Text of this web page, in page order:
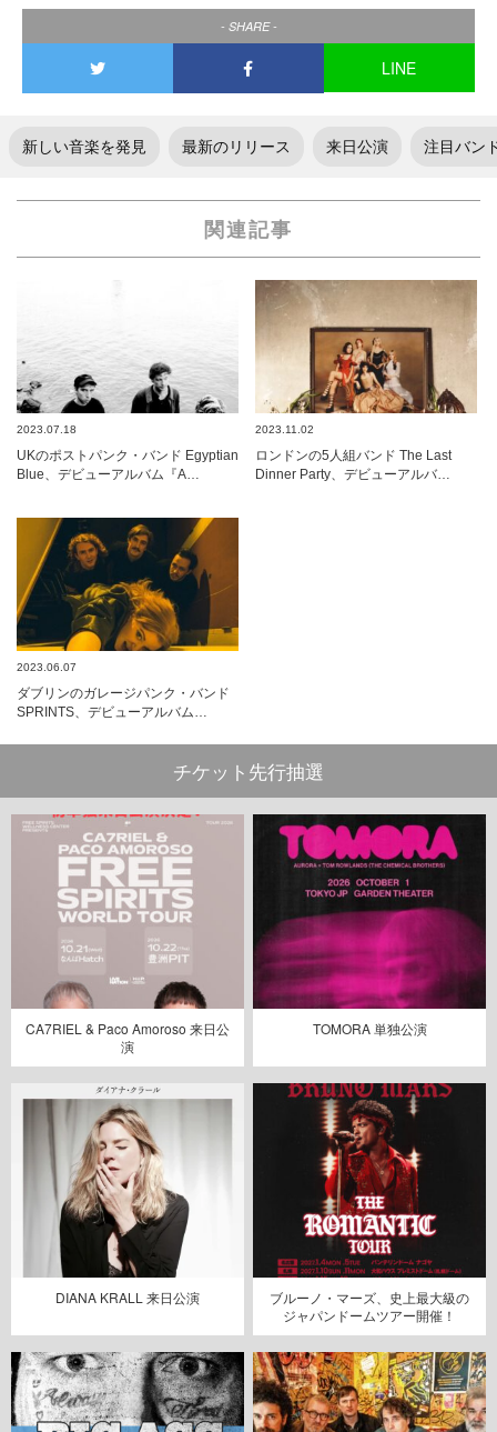
- SHARE -
LINE
新しい音楽を発見 最新のリリース 来日公演 注目バン
関連記事
2023.07.18
UKのポストパンク・バンド Egyptian
Blue、デビューアルバム『A…
2023.11.02
ロンドンの5人組バンド The Last
Dinner Party、デビューアルバ…
2023.06.07
ダブリンのガレージパンク・バンド
SPRINTS、デビューアルバム…
チケット先行抽選
CA7RIEL & Paco Amoroso 来日公
演
TOMORA 単独公演
DIANA KRALL 来日公演
ブルーノ・マーズ、史上最大級の
ジャパンドームツアー開催！